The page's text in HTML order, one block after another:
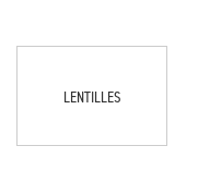
LENTILLES